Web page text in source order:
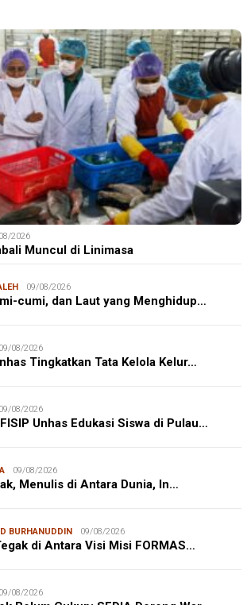
2026
Muncul di Linimasa
09/08/2026
cumi, dan Laut yang Menghidup…
09/08/2026
Tingkatkan Tata Kelola Kelur…
09/08/2026
Unhas Edukasi Siswa di Pulau…
09/08/2026
Menulis di Antara Dunia, In…
BURHANUDDIN 09/08/2026
di Antara Visi Misi FORMAS…
09/08/2026